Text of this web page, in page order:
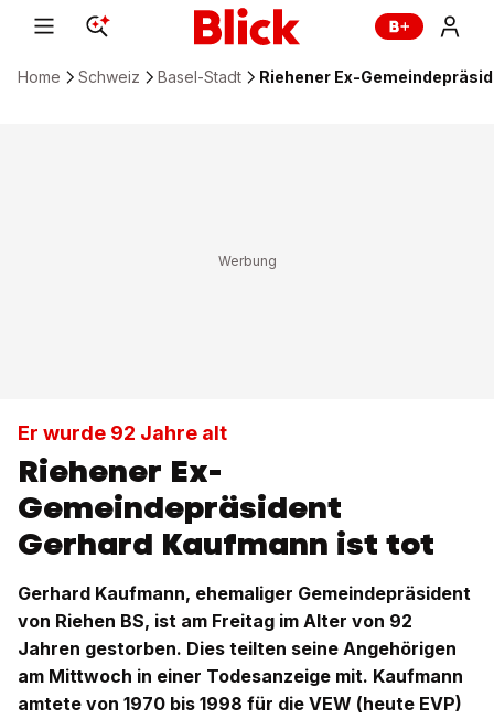
Home Schweiz Basel-Stadt Riehener Ex-
Er wurde 92 Jahre alt
Riehener Ex-
Gemeindepräsident
Gerhard Kaufmann ist tot
Gerhard Kaufmann, ehemaliger Gemeindepräsident
von Riehen BS, ist am Freitag im Alter von 92
Jahren gestorben. Dies teilten seine Angehörigen
am Mittwoch in einer Todesanzeige mit. Kaufmann
amtete von 1970 bis 1998 für die VEW (heute EVP)